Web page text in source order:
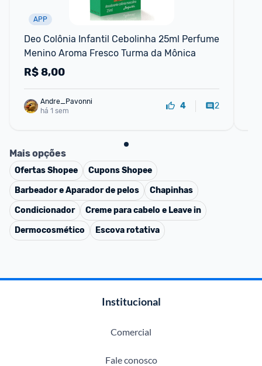
APP
Deo Colônia Infantil Cebolinha 25ml Perfume
Menino Aroma Fresco Turma da Mônica
R$8,00
Andre_Pavonni
há 1 sem
4 2
Mais opções
OfertasShopee CuponsShopee
Barbeador e Aparador de pelos
Chapinhas
Condicionador
Creme para cabelo e Leave in
Dermocosmético
Escova rotativa
Institucional
Comercial
Fale conosco